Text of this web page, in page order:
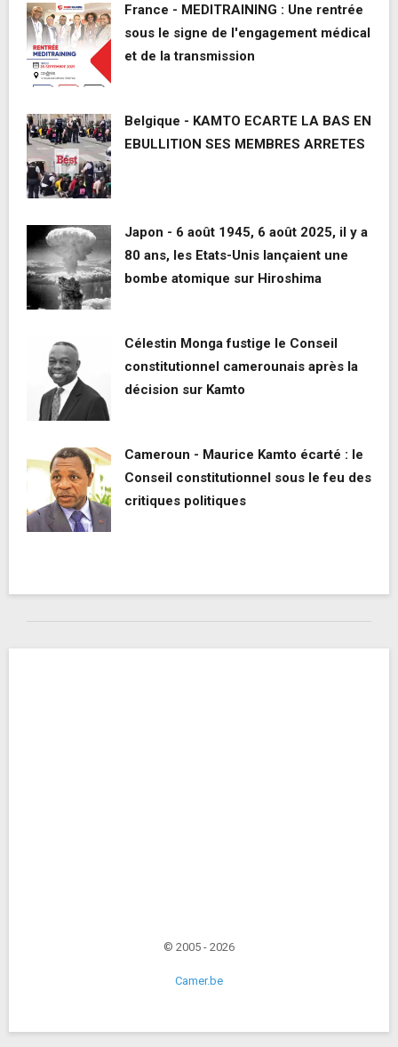
France - MEDITRAINING : Une rentrée
sous le signe de l'engagement médical
et de la transmission
Belgique - KAMTO ECARTE LA BAS EN
EBULLITION SES MEMBRES ARRETES
Japon - 6 août 1945, 6 août 2025, il y a
80 ans, les Etats-Unis lançaient une
bombe atomique sur Hiroshima
Célestin Monga fustige le Conseil
constitutionnel camerounais après la
décision sur Kamto
Cameroun - Maurice Kamto écarté : le
Conseil constitutionnel sous le feu des
critiques politiques
© 2005 - 2026
Camer.be